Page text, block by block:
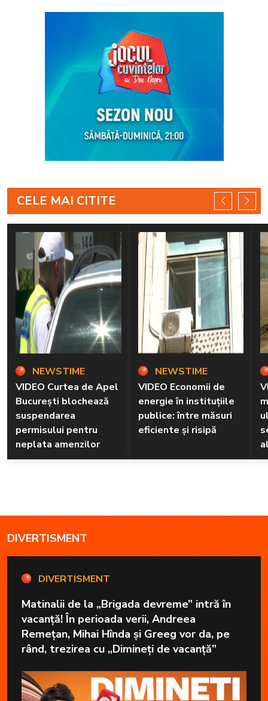
CELE MAI CITITE
NEWSTIME
VIDEO Curtea de Apel
București blochează
suspendarea
permisului pentru
neplata amenzilor
NEWSTIME
VIDEO Economii de
energie în instituțiile
publice: între măsuri
eficiente și risipă
DIVERTISMENT
DIVERTISMENT
Matinalii de la „Brigada devreme” intră în
vacanță! În perioada verii, Andreea
Remețan, Mihai Hînda și Greeg vor da, pe
rând, trezirea cu „Dimineți de vacanță”